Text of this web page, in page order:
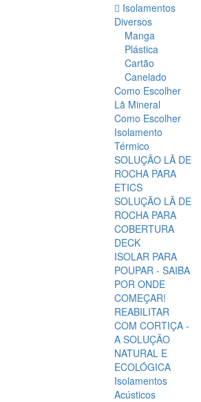
Isolamentos
Diversos
Manga
Plástica
Cartão
Canelado
Como Escolher
Lã Mineral
Como Escolher
Isolamento
Térmico
SOLUÇÃO LÃ DE
ROCHA PARA
ETICS
SOLUÇÃO LÃ DE
ROCHA PARA
COBERTURA
DECK
ISOLAR PARA
POUPAR - SAIBA
POR ONDE
COMEÇAR!
REABILITAR
COM CORTIÇA -
A SOLUÇÃO
NATURAL E
ECOLÓGICA
Isolamentos
Acústicos